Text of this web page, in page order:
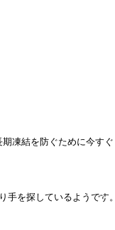
凍結を防ぐために今す
手を探しているようです